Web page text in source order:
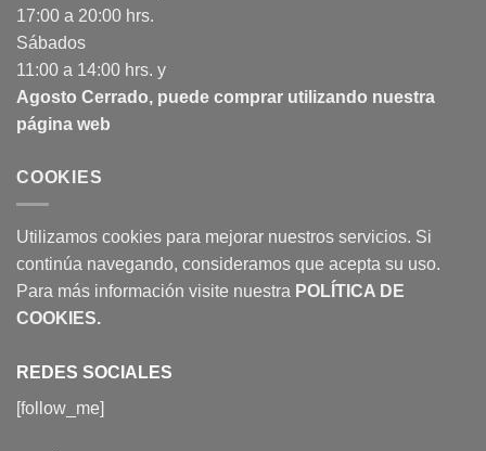
17:00 a 20:00 hrs.
Sábados
11:00 a 14:00 hrs. y
Agosto Cerrado, puede comprar utilizando nuestra
página web
COOKIES
Utilizamos cookies para mejorar nuestros servicios. Si
continúa navegando, consideramos que acepta su uso.
Para más información visite nuestra POLÍTICA DE
COOKIES.
REDES SOCIALES
[follow_me]